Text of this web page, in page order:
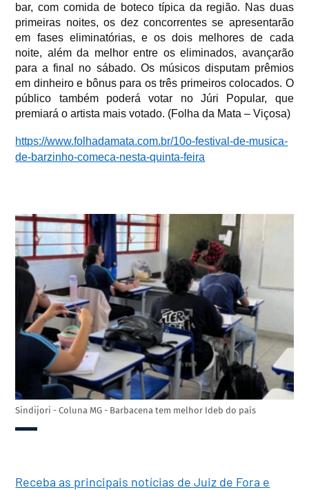
bar, com comida de boteco típica da região. Nas duas
primeiras noites, os dez concorrentes se apresentarão
em fases eliminatórias, e os dois melhores de cada
noite, além da melhor entre os eliminados, avançarão
para a final no sábado. Os músicos disputam prêmios
em dinheiro e bônus para os três primeiros colocados. O
público também poderá votar no Júri Popular, que
premiará o artista mais votado. (Folha da Mata – Viçosa)
https://www.folhadamata.com.br/10o-festival-de-musica-
de-barzinho-comeca-nesta-quinta-feira
Sindijori - Coluna MG - Barbacena tem melhor Ideb do país
Receba as principais notícias de Juiz de Fora e